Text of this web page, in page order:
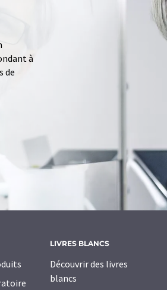
à
de
LIVRES BLANCS
Découvrir des livres
blancs